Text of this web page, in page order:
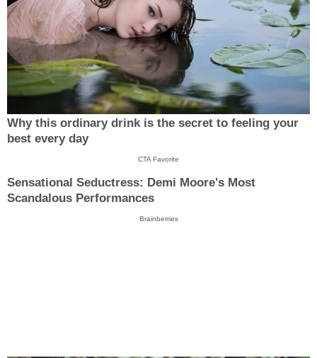
Why this ordinary drink is the secret to feeling your
best every day
CTA Favorite
Sensational Seductress: Demi Moore's Most
Scandalous Performances
Brainberries